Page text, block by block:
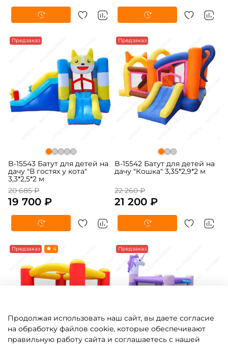
-5% Предзаказ
B-15543 Батут для детей на
дачу "В гостях у кота"
3,3*2,5*2 м
20 685 ₽
19 700 ₽
-5% Предзаказ
B-15542 Батут для детей на
дачу "Кошка" 3,35*2,9*2 м
22 260 ₽
21 200 ₽
-5% Предзаказ -5% Предзаказ
Продолжая использовать наш сайт, вы даете согласие
на обработку файлов cookie, которые обеспечивают
правильную работу сайта и соглашаетесь с нашей